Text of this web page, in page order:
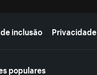
inclusão Privacidade
populares